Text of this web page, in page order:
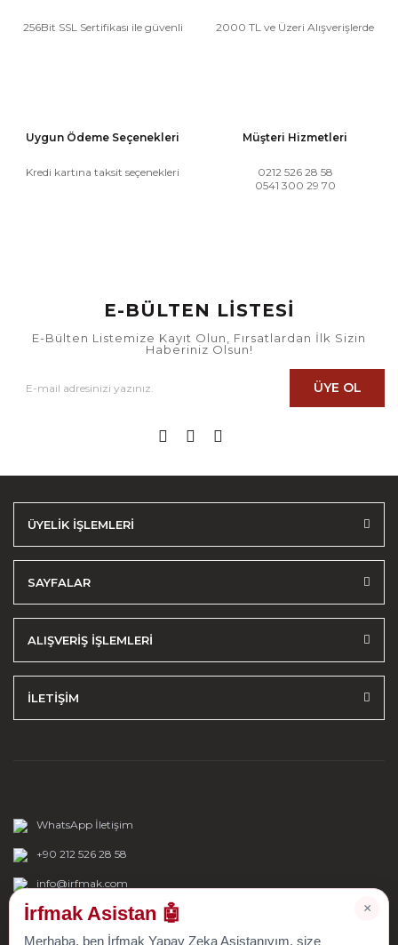
256Bit SSL Sertifikası ile güvenli 2000 TL ve Üzeri Alışverişlerde
Uygun Ödeme Seçenekleri
Kredi kartına taksit seçenekleri
Müşteri Hizmetleri
0212 526 28 58
0541 300 29 70
E-BÜLTEN LİSTESİ
E-Bülten Listemize Kayıt Olun, Fırsatlardan İlk Sizin
Haberiniz Olsun!
ÜYE OL
ÜYELİK İŞLEMLERİ
SAYFALAR
ALIŞVERİŞ İŞLEMLERİ
İLETİŞİM
WhatsApp İletişim
+90 212 526 28 58
info@irfmak.com
×
İrfmak Asistan 🤖
Merhaba, ben İrfmak Yapay Zeka Asistanıyım, size